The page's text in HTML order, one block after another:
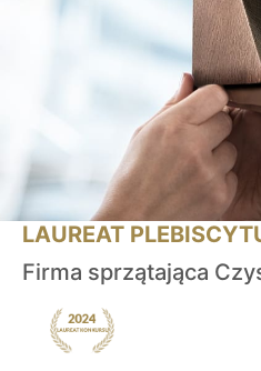
LAUREAT
Firma sprzątająca